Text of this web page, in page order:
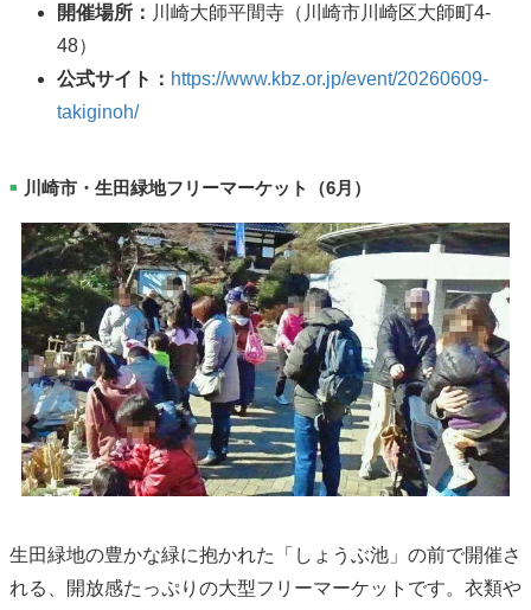
開催場所： 川崎大師平間寺（川崎市川崎区大師町4-
48）
公式サイト： https://www.kbz.or.jp/event/20260609-
takiginoh/
■ 川崎市・生田緑地フリーマーケット（6月）
生田緑地の豊かな緑に抱かれた「しょうぶ池」の前で開催さ
れる、開放感たっぷりの大型フリーマーケットです。衣類や